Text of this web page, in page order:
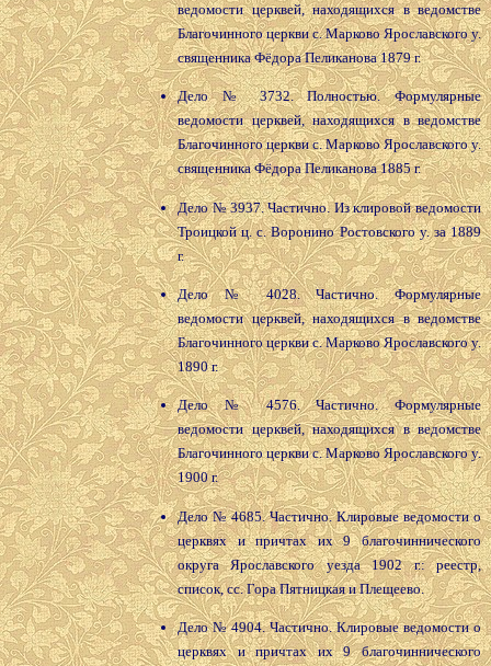
ведомости церквей, находящихся в ведомстве
Благочинного церкви с. Марково Ярославского у.
священника Фёдора Пеликанова 1879 г.
Дело № 3732. Полностью. Формулярные
ведомости церквей, находящихся в ведомстве
Благочинного церкви с. Марково Ярославского у.
священника Фёдора Пеликанова 1885 г.
Дело № 3937. Частично. Из клировой ведомости
Троицкой ц. с. Воронино Ростовского у. за 1889
г.
Дело № 4028. Частично. Формулярные
ведомости церквей, находящихся в ведомстве
Благочинного церкви с. Марково Ярославского у.
1890 г.
Дело № 4576. Частично. Формулярные
ведомости церквей, находящихся в ведомстве
Благочинного церкви с. Марково Ярославского у.
1900 г.
Дело № 4685. Частично. Клировые ведомости о
церквях и причтах их 9 благочиннического
округа Ярославского уезда 1902 г.: реестр,
список, сс. Гора Пятницкая и Плещеево.
Дело № 4904. Частично. Клировые ведомости о
церквях и причтах их 9 благочиннического